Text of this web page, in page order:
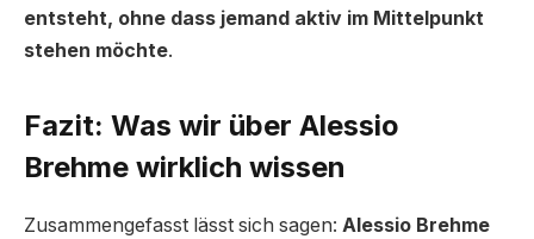
entsteht, ohne dass jemand aktiv im Mittelpunkt
stehen möchte.
Fazit: Was wir über Alessio
Brehme wirklich wissen
Zusammengefasst lässt sich sagen: Alessio Brehme